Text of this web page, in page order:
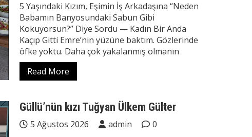
5 Yaşındaki Kızım, Eşimin İş Arkadaşına “Neden
Babamın Banyosundaki Sabun Gibi
Kokuyorsun?” Diye Sordu — Kadın Bir Anda
Kaçıp Gitti Emre’nin yüzüne baktım. Gözlerinde
öfke yoktu. Daha çok yakalanmış olmanın
Read More
Güllü’nün kızı Tuğyan Ülkem Gülter
5 Ağustos 2026 admin
0